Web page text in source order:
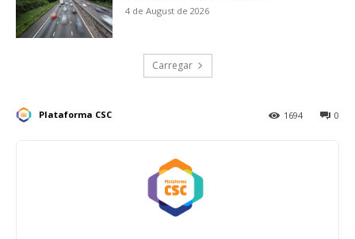
4 de August de 2026
Carregar
Plataforma CSC 0
1694